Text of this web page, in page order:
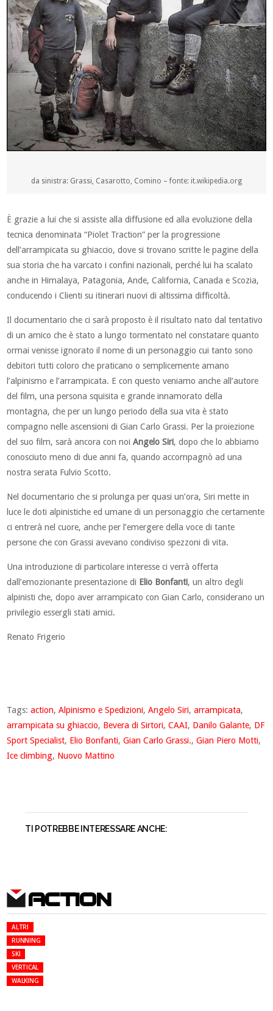
da sinistra: Grassi, Casarotto, Comino – fonte: it.wikipedia.org
È grazie a lui che si assiste alla diffusione ed alla evoluzione della
tecnica denominata “Piolet Traction” per la progressione
dell’arrampicata su ghiaccio, dove si trovano scritte le pagine della
sua storia che ha varcato i confini nazionali, perché lui ha scalato
anche in Himalaya, Patagonia, Ande, California, Canada e Scozia,
conducendo i Clienti su itinerari nuovi di altissima difficoltà.
Il documentario che ci sarà proposto è il risultato nato dal tentativo
di un amico che è stato a lungo tormentato nel constatare quanto
ormai venisse ignorato il nome di un personaggio cui tanto sono
debitori tutti coloro che praticano o semplicemente amano
l’alpinismo e l’arrampicata. E con questo veniamo anche all’autore
del film, una persona squisita e grande innamorato della
montagna, che per un lungo periodo della sua vita è stato
compagno nelle ascensioni di Gian Carlo Grassi. Per la proiezione
del suo film, sarà ancora con noiAngelo Siri, dopo che lo abbiamo
conosciuto meno di due anni fa, quando accompagnò ad una
nostra serata Fulvio Scotto.
Nel documentario che si prolunga per quasi un’ora, Siri mette in
luce le doti alpinistiche ed umane di un personaggio che certamente
ci entrerà nel cuore, anche per l’emergere della voce di tante
persone che con Grassi avevano condiviso spezzoni di vita.
Una introduzione di particolare interesse ci verrà offerta
dall’emozionante presentazione di Elio Bonfanti, un altro degli
alpinisti che, dopo aver arrampicato con Gian Carlo, considerano un
privilegio essergli stati amici.
Renato Frigerio
Tags:action,Alpinismo e Spedizioni,Angelo Siri,arrampicata,
arrampicata su ghiaccio, Bevera di Sirtori,CAAI, Danilo Galante, DF
Sport Specialist, Elio Bonfanti,Gian Carlo Grassi.,Gian Piero Motti,
Ice climbing, Nuovo Mattino
TI POTREBBE INTERESSARE ANCHE:
ACTION
ALTRI
RUNNING
SKI
VERTICAL
WALKING